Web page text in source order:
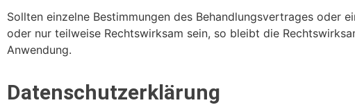
Sollten einzelne Bestimmungen des Behandlungsvertrages oder
oder nur teilweise Rechtswirksam sein, so bleibt die
Anwendung.
Datenschutzerklärung